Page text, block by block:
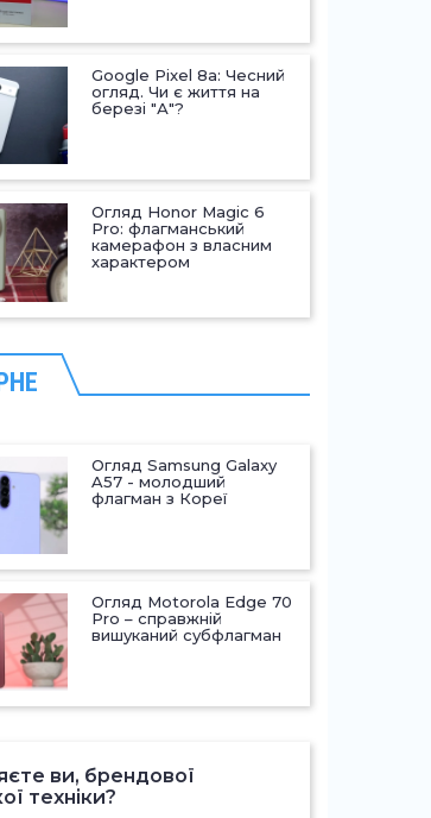
Google Pixel 8a: Чесний
огляд. Чи є життя на
березі "А"?
Огляд Honor Magic 6
Pro: флагманський
камерафон з власним
характером
Огляд Samsung Galaxy
A57 - молодший
флагман з Кореї
Огляд Motorola Edge 70
Pro – справжній
вишуканий субфлагман
ви, брендової
техніки?